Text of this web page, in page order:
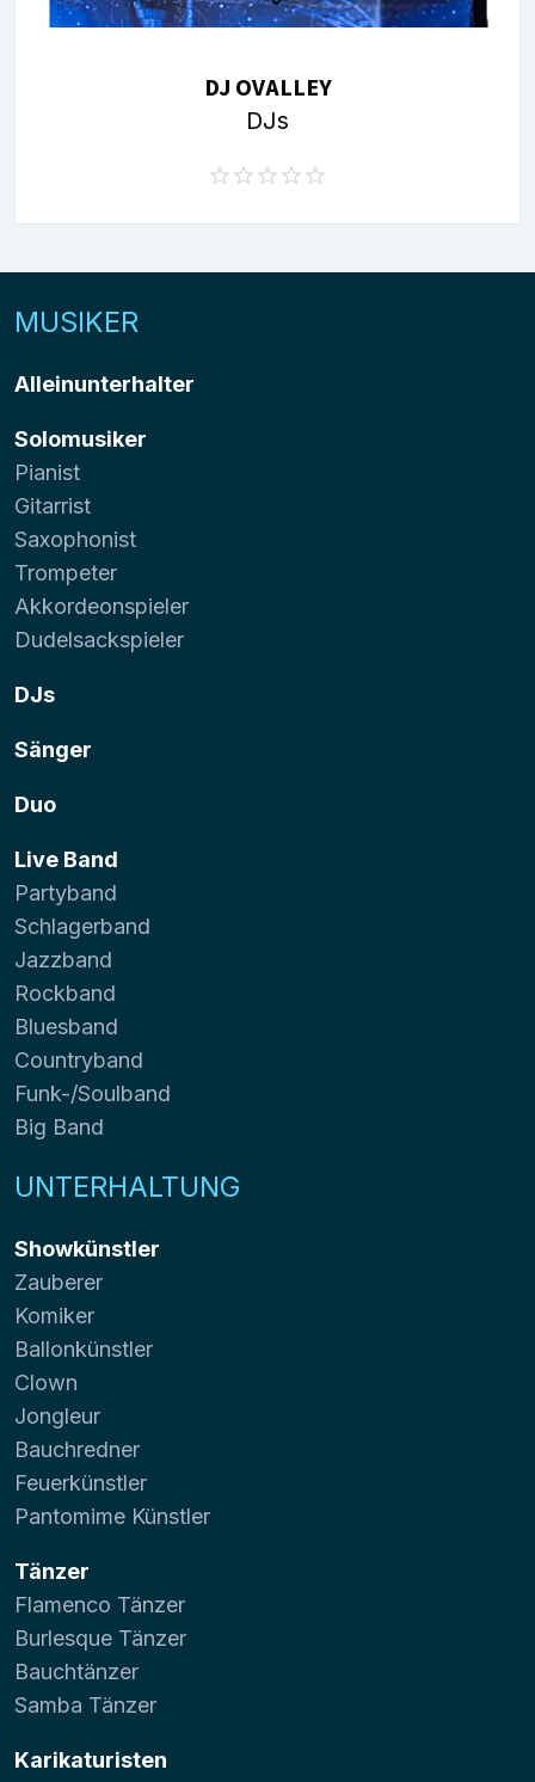
DJ OVALLEY
DJs
MUSIKER
Alleinunterhalter
Solomusiker
Pianist
Gitarrist
Saxophonist
Trompeter
Akkordeonspieler
Dudelsackspieler
DJs
Sänger
Duo
Live Band
Partyband
Schlagerband
Jazzband
Rockband
Bluesband
Countryband
Funk-/Soulband
Big Band
UNTERHALTUNG
Showkünstler
Zauberer
Komiker
Ballonkünstler
Clown
Jongleur
Bauchredner
Feuerkünstler
Pantomime Künstler
Tänzer
Flamenco Tänzer
Burlesque Tänzer
Bauchtänzer
Samba Tänzer
Karikaturisten